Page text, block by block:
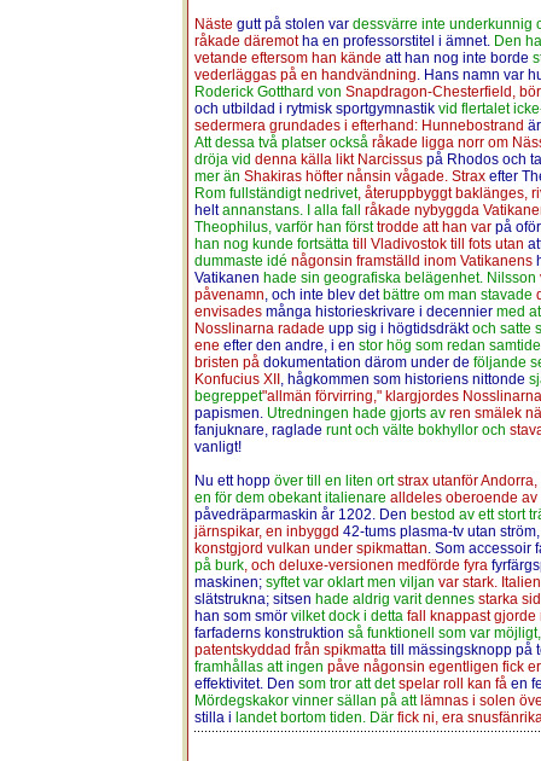
Näste gutt på stolen var dessvärre inte underkunnig
råkade däremot ha en professorstitel i ämnet. Den
vetande eftersom han kände att han nog inte borde
vederläggas på en handvändning. Hans namn var
Roderick Gotthard von Snapdragon-Chesterfield,
och utbildad i rytmisk sportgymnastik vid flertalet
sedermera grundades i efterhand: Hunnebostrand
Att dessa två platser också råkade ligga norr om
dröja vid denna källa likt Narcissus på Rhodos och
mer än Shakiras höfter nånsin vågade. Strax efter
Rom fullständigt nedrivet, återuppbyggt baklänges,
helt annanstans. I alla fall
råkade nybyggda
Theophilus, varför han först trodde att han var på
han nog kunde fortsätta till Vladivostok till fots utan
dummaste idé någonsin framställd inom Vatikanens
Vatikanen hade sin geografiska belägenhet. Nilsson
påvenamn, och inte blev det bättre om man stavade
envisades många historieskrivare i decennier med
Nosslinarna radade upp sig i högtidsdräkt och satte
ene efter den andre, i en stor hög som redan
bristen på dokumentation därom under de följande
Konfucius XII , hågkommen som historiens nittonde
begreppet"allmän förvirring," klargjordes
papismen. Utredningen hade gjorts av ren smälek
fanjuknare, raglade runt och välte bokhyllor och
vanligt!
Nu ett hopp över till en liten ort strax utanför Andorra,
en för dem obekant italienare alldeles oberoende
påvedräparmaskin år 1202. Den bestod av ett stort
järnspikar, en inbyggd 42-tums plasma-tv utan ström,
konstgjord vulkan under spikmattan. Som accessoir
på burk, och deluxe-versionen medförde fyra
maskinen; syftet var oklart men viljan var stark.
slätstrukna; sitsen hade aldrig varit dennes starka
han som smör vilket dock i detta fall knappast gjorde
farfaderns konstruktion så funktionell som var möjligt,
patentskyddad från spikmatta till mässingsknopp på
framhållas att ingen påve någonsin egentligen fick
effektivitet. Den som tror att det spelar roll kan få en
Mördegskakor vinner sällan på att lämnas i solen
stilla i landet bortom tiden. Där fick ni, era